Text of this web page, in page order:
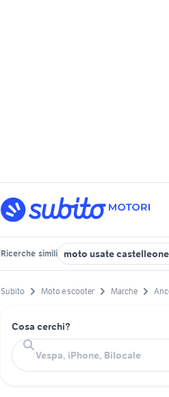
Ricerche simili moto usate
Subito Moto e scooter Marche
Cosa cerchi?